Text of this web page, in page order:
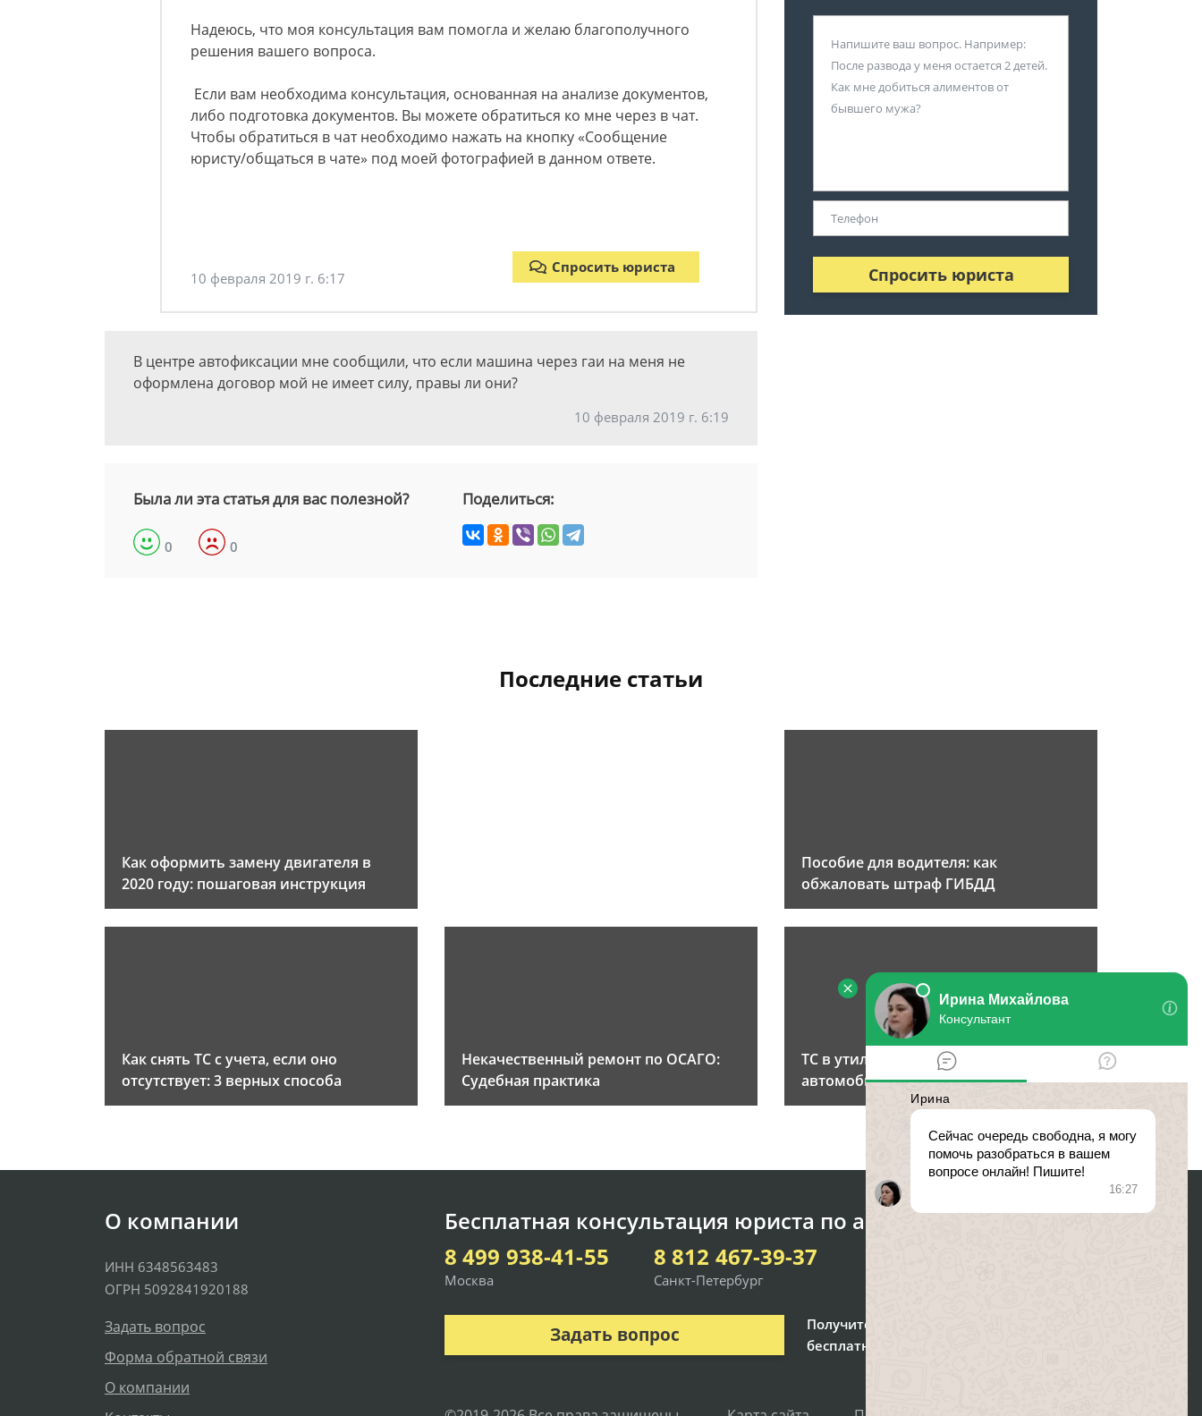
Надеюсь, что моя консультация вам помогла и желаю благополучного
решения вашего вопроса.
Если вам необходима консультация, основанная на анализе документов,
либо подготовка документов. Вы можете обратиться ко мне через в чат.
Чтобы обратиться в чат необходимо нажать на кнопку «Сообщение
юристу/общаться в чате» под моей фотографией в данном ответе.
10 февраля 2019 г. 6:17
Спросить юриста
В центре автофиксации мне сообщили, что если машина через гаи на меня не
оформлена договор мой не имеет силу, правы ли они?
10 февраля 2019 г. 6:19
Была ли эта статья для вас полезной?
0 0
Поделиться:
Спросить юриста
Последние статьи
Как оформить замену двигателя в
2020 году: пошаговая инструкция
Пособие для водителя: как
обжаловать штраф ГИБДД
Как снять ТС с учета, если оно
отсутствует: 3 верных способа
Некачественный ремонт по ОСАГО:
Судебная практика
ТС в утиль: как утилизировать
автомобиль?
О компании
ИНН 6348563483
ОГРН 5092841920188
Задать вопрос
Форма обратной связи
О компании
Бесплатная консультация юриста по автоправу
8 499 938-41-55
Москва
8 812 467-39-37
Санкт-Петербург
Задать вопрос
Получите консультацию
бесплатно